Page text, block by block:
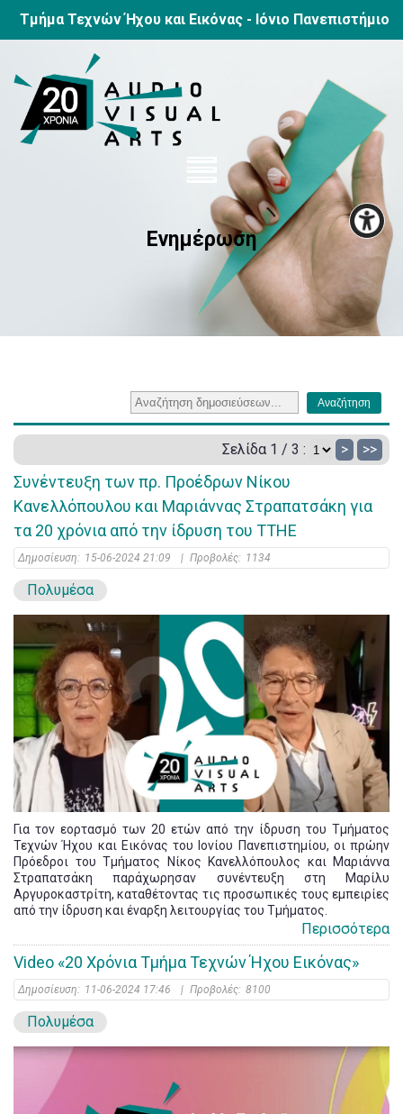
Τμήμα Τεχνών Ήχου και Εικόνας - Ιόνιο Πανεπιστήμιο
Ενημέρωση
Σελίδα 1 / 3 : > >>
Συνέντευξη των πρ. Προέδρων Νίκου
Κανελλόπουλου και Μαριάννας Στραπατσάκη για
τα 20 χρόνια από την ίδρυση του ΤΤΗΕ
Δημοσίευση: 15-06-2024 21:09 | Προβολές: 1134
Πολυμέσα
Για τον εορτασμό των 20 ετών από την ίδρυση του Τμήματος
Τεχνών Ήχου και Εικόνας του Ιονίου Πανεπιστημίου, οι πρώην
Πρόεδροι του Τμήματος Νίκος Κανελλόπουλος και Μαριάννα
Στραπατσάκη παράχωρησαν συνέντευξη στη Μαρίλυ
Αργυροκαστρίτη, καταθέτοντας τις προσωπικές τους εμπειρίες
από την ίδρυση και έναρξη λειτουργίας του Τμήματος.
Περισσότερα
Video «20 Χρόνια Τμήμα Τεχνών Ήχου Εικόνας»
Δημοσίευση: 11-06-2024 17:46 | Προβολές: 8100
Πολυμέσα